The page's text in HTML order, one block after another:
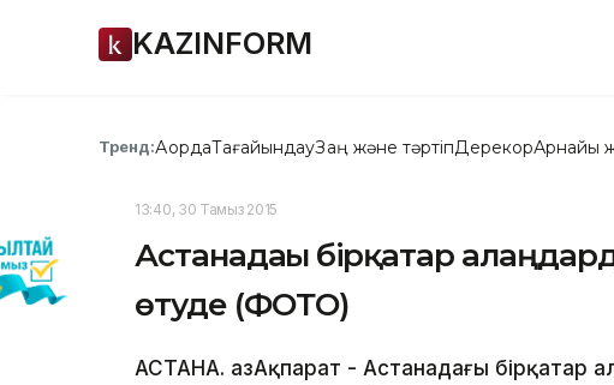
KAZINFORM
Тренд:АқордаТағайындауЗаң және тәртіпДерекқорАрнайы
13:40, 30 Тамыз 2015
Астанадағы бірқатар
өтуде (ФОТО)
АСТАНА. ҚазАқпарат - Астанадағы бірқатар